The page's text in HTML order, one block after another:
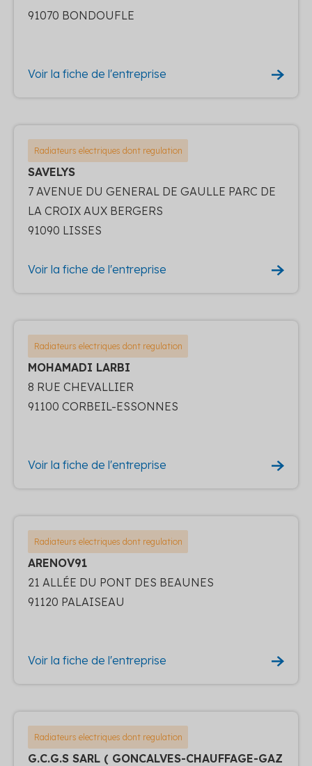
91070 BONDOUFLE
Voir la fiche de l'entreprise
Radiateurs electriques dont regulation
SAVELYS
7 AVENUE DU GENERAL DE GAULLE PARC DE
LA CROIX AUX BERGERS
91090 LISSES
Voir la fiche de l'entreprise
Radiateurs electriques dont regulation
MOHAMADI LARBI
8 RUE CHEVALLIER
91100 CORBEIL-ESSONNES
Voir la fiche de l'entreprise
Radiateurs electriques dont regulation
ARENOV91
21 ALLÉE DU PONT DES BEAUNES
91120 PALAISEAU
Voir la fiche de l'entreprise
Radiateurs electriques dont regulation
G.C.G.S SARL ( GONCALVES-CHAUFFAGE-GAZ